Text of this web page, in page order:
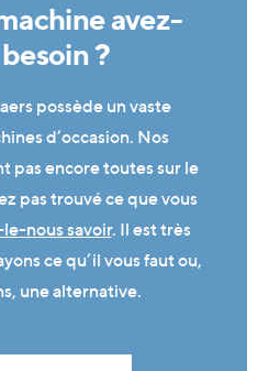
avez-
?
possède un vaste
d’occasion. Nos
pas encore toutes sur le
pas trouvé ce que vous
nous savoir. Il est très
ce qu’il vous faut ou,
une alternative.